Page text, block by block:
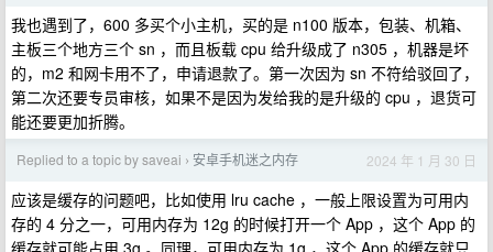
我也遇到了，600 多买个小主机，买的是 n100 版本，包装、机箱、
主板三个地方三个 sn ，而且板载 cpu 给升级成了 n305 ，机器是坏
的，m2 和网卡用不了，申请退款了。第一次因为 sn 不符给驳回了，
第二次还要专员审核，如果不是因为发给我的是升级的 cpu ，退货可
能还要更加折腾。
Replied to a topic by saveai › 安卓手机迷之内存 2024 年 1 月 30 日
应该是缓存的问题吧，比如使用 lru cache ，一般上限设置为可用内
存的 4 分之一，可用内存为 12g 的时候打开一个 App ，这个 App 的
缓存就可能占用 3g 。同理，可用内存为 1g ，这个 App 的缓存就只